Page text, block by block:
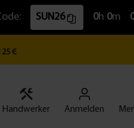
SUN26 0h 0m
€
Handwerker Anmelden